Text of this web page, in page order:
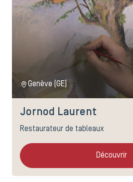
Genève (GE)
Jornod Laurent
Restaurateur de tableaux
Découvrir